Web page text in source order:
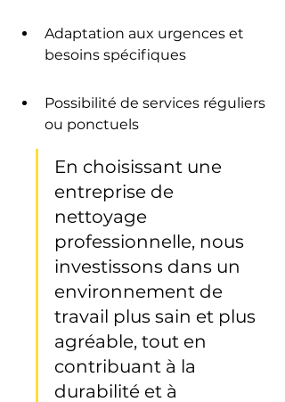
Adaptation aux urgences et
besoins spécifiques
Possibilité de services réguliers
ou ponctuels
En choisissant une
entreprise de
nettoyage
professionnelle, nous
investissons dans un
environnement de
travail plus sain et plus
agréable, tout en
contribuant à la
durabilité et à